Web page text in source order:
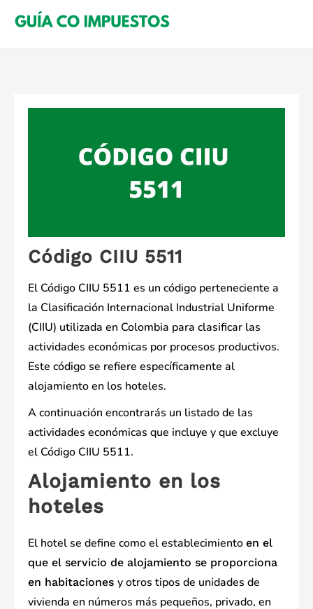
Código CIIU 5511
El Código CIIU 5511 es un código perteneciente a
la Clasificación Internacional Industrial Uniforme
(CIIU) utilizada en Colombia para clasificar las
actividades económicas por procesos productivos.
Este código se refiere específicamente al
alojamiento en los hoteles.
A continuación encontrarás un listado de las
actividades económicas que incluye y que excluye
el Código CIIU 5511.
Alojamiento en los
hoteles
El hotel se define como el establecimiento en el
que el servicio de alojamiento se proporciona
en habitaciones y otros tipos de unidades de
vivienda en números más pequeños, privado, en